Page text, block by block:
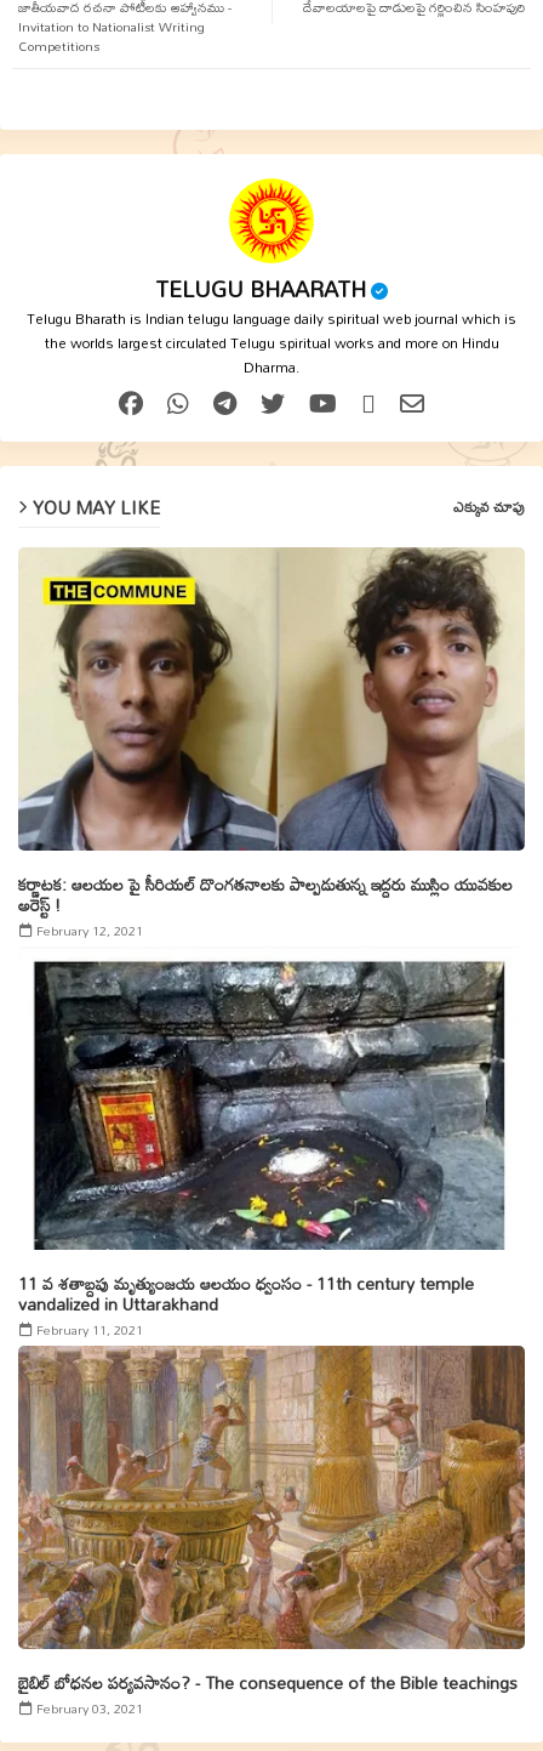
ter దేవాలయాలపై దాడులపై గర్జించిన సింహపురి
జాతీయవాద రచనా పోటీలకు ఆహ్వానము -
Invitation to Nationalist Writing
Competitions
TELUGU BHAARATH
Telugu Bharath is Indian telugu language daily spiritual web journal which is
the worlds largest circulated Telugu spiritual works and more on Hindu
Dharma.
YOU MAY LIKE ఎక్కువ చూపు
కర్ణాటక: ఆలయల పై సీరియల్ దొంగతనాలకు పాల్పడుతున్న ఇద్దరు ముస్లిం యువకుల
అరెస్ట్ !
February 12, 2021
11 వ శతాబ్దపు మృత్యుంజయ ఆలయం ధ్వంసం - 11th century temple
vandalized in Uttarakhand
February 11, 2021
బైబిల్ బోధనల పర్యవసానం? - The consequence of the Bible teachings
February 03, 2021